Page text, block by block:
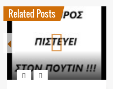
Related Posts